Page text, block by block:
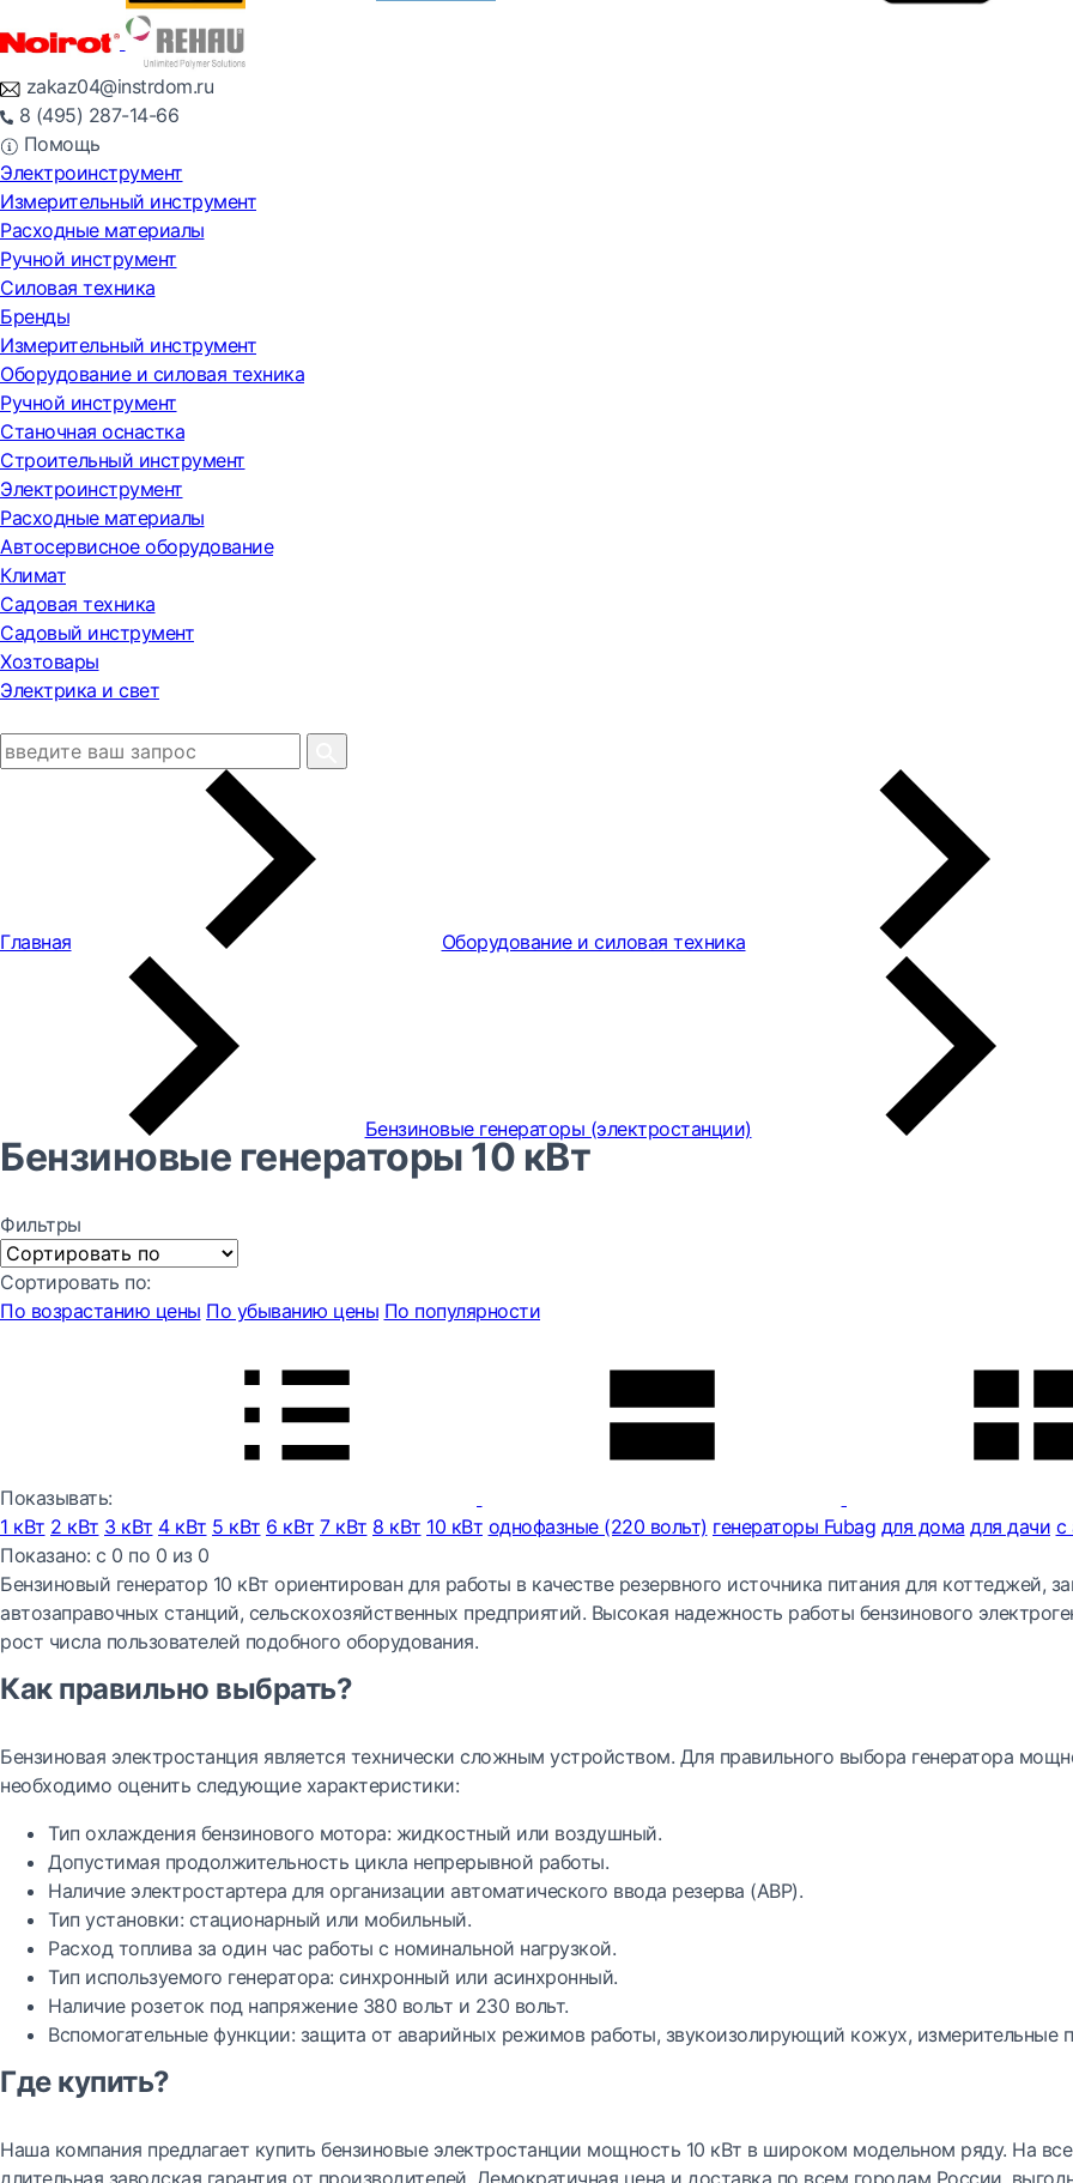
zakaz04@instrdom.ru
8 (495) 287-14-66
Помощь
Электроинструмент
Измерительный инструмент
Расходные материалы
Ручной инструмент
Силовая техника
Бренды
Измерительный инструмент
Оборудование и силовая техника
Ручной инструмент
Станочная оснастка
Строительный инструмент
Электроинструмент
Расходные материалы
Автосервисное оборудование
Климат
Садовая техника
Садовый инструмент
Хозтовары
Электрика и свет
Главная Оборудование и силовая техника
Бензиновые генераторы (электростанции)
Бензиновые генераторы 10 кВт
Фильтры
Сортировать по:
По возрастанию цены По убыванию цены По популярности
Показывать:
1 кВт 2 кВт 3 кВт 4 кВт 5 кВт 6 кВт 7 кВт 8 кВт 10 кВт однофазные (220 вольт) генераторы Fubag для дома для дачи с
Показано: с 0 по 0 из 0
Бензиновый генератор 10 кВт ориентирован для работы в качестве резервного источника питания для коттеджей,
автозаправочных станций, сельскохозяйственных предприятий. Высокая надежность работы бензинового
рост числа пользователей подобного оборудования.
Как правильно выбрать?
Бензиновая электростанция является технически сложным устройством. Для правильного выбора генератора
необходимо оценить следующие характеристики:
Тип охлаждения бензинового мотора: жидкостный или воздушный.
Допустимая продолжительность цикла непрерывной работы.
Наличие электростартера для организации автоматического ввода резерва (АВР).
Тип установки: стационарный или мобильный.
Расход топлива за один час работы с номинальной нагрузкой.
Тип используемого генератора: синхронный или асинхронный.
Наличие розеток под напряжение 380 вольт и 230 вольт.
Вспомогательные функции: защита от аварийных режимов работы, звукоизолирующий кожух, измерительные
Где купить?
Наша компания предлагает купить бензиновые электростанции мощность 10 кВт в широком модельном ряду. На